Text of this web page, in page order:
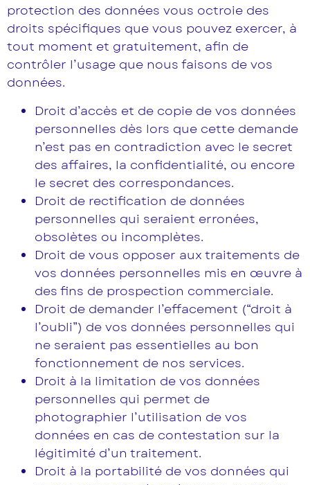
protection des données vous octroie des
droits spécifiques que vous pouvez exercer, à
tout moment et gratuitement, afin de
contrôler l’usage que nous faisons de vos
données.
Droit d’accès et de copie de vos données
personnelles dès lors que cette demande
n’est pas en contradiction avec le secret
des affaires, la confidentialité, ou encore
le secret des correspondances.
Droit de rectification de données
personnelles qui seraient erronées,
obsolètes ou incomplètes.
Droit de vous opposer aux traitements de
vos données personnelles mis en œuvre à
des fins de prospection commerciale.
Droit de demander l’effacement (“droit à
l’oubli”) de vos données personnelles qui
ne seraient pas essentielles au bon
fonctionnement de nos services.
Droit à la limitation de vos données
personnelles qui permet de
photographier l’utilisation de vos
données en cas de contestation sur la
légitimité d’un traitement.
Droit à la portabilité de vos données qui